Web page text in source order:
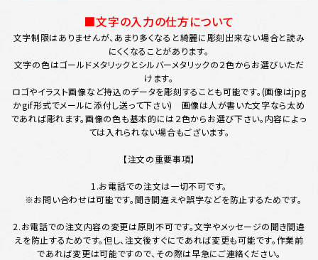
■文字の入力の仕方について
文字制限はありませんが、あまり多くなると綺麗に彫刻出来ない場合と読み
にくくなることがあります。
文字の色はゴールドメタリックとシルバーメタリックの２色からお選びいただ
けます。
ロゴやイラスト画像など持込のデータを彫刻することも可能です。(画像はjpg
かgif形式でメールに添付し送って下さい) 画像は人が書いた文字なら太め
であれば彫れます。画像の色も基本的には２色からお選び下さい。内容によっ
ては入れられない場合もございます。
【注文の重要事項】
1.お電話での注文は一切不可です。
※お問い合わせは可能です。聞き間違えや誤字などを防止するためです。
2.お電話での注文内容の変更は原則不可です。文字やメッセージの聞き間違
えを防止するためです。但し、注文後すぐにであれば変更も可能です。作業前
であれば変更は可能ですので、その際は早急にご連絡ください。